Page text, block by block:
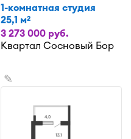
1-комнатная студия
25,1 м2
3 273 000 руб.
Квартал Сосновый Бор
✎